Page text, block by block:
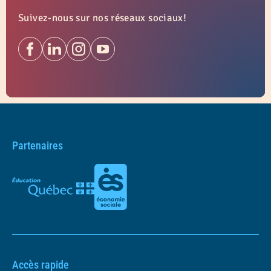
Suivez-nous sur nos réseaux sociaux!
Partenaires
Accès rapide